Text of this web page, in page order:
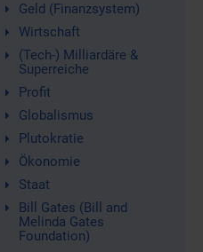
Geld (Finanzsystem)
Wirtschaft
(Tech-) Milliardäre &
Superreiche
Profit
Globalismus
Plutokratie
Ökonomie
Staat
Bill Gates (Bill and
Melinda Gates
Foundation)